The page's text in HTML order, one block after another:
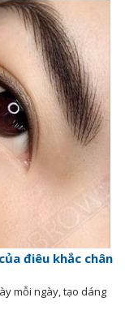
điêu khắc chân
mỗi ngày, tạo dáng